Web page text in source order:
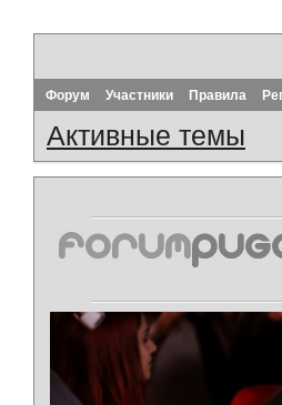
Форум Участники Правила
Активные темы